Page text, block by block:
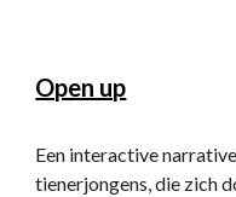
Open up
Een interactive
tienerjongens, die zich